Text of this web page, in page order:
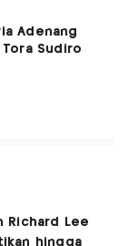
Adenang
Sudiro
Richard Lee
hingga